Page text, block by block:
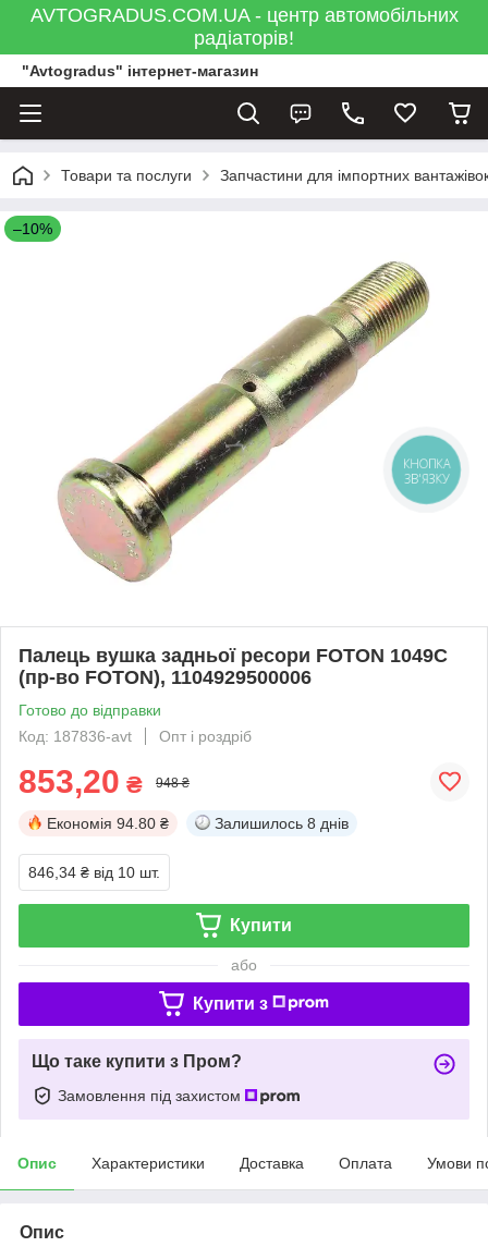
AVTOGRADUS.COM.UA - центр автомобільних
радіаторів!
"Avtogradus" інтернет-магазин
Товари та послуги Запчастини для імпортних
–10%
Палець вушка задньої ресори FOTON 1049C
(пр-во FOTON), 1104929500006
Готово до відправки
Код: 187836-avt
Опт і роздріб
853,20 ₴ 948 ₴
Економія 94.80 ₴ Залишилось 8 днів
846,34 ₴ від 10 шт.
Купити
або
Купити з
Що таке купити з Пром?
Замовлення під захистом
Опис Характеристики Доставка Оплата Умови
Опис
КНОПКА
ЗВ'ЯЗКУ